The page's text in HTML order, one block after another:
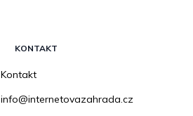
KONTAKT
Kontakt
info@internetovazahrada.cz